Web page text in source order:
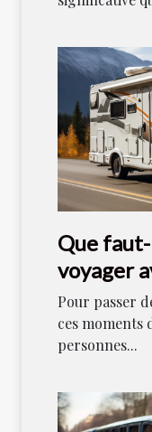
Que
voyager
en 2021 ?
Pour passer
ces moments
personnes...